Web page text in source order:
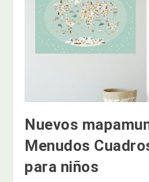
Nuevos
Menudos
para niños